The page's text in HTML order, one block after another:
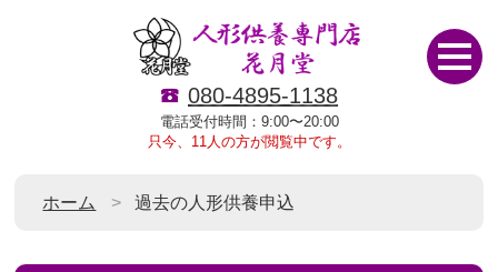
080-4895-1138
電話受付時間：9:00〜20:00
只今、11人の方が閲覧中です。
ホーム 過去の人形供養申込